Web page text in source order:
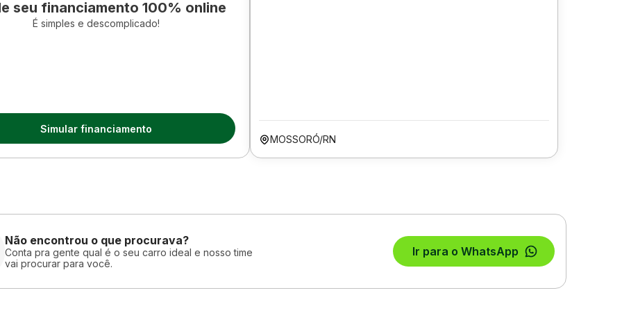
seu financiamento 100% online
É simples e descomplicado!
Simular financiamento
MOSSORÓ/RN
Não encontrou o que procurava?
Conta pra gente qual é o seu carro ideal e nosso time
vai procurar para você.
Ir para o WhatsApp